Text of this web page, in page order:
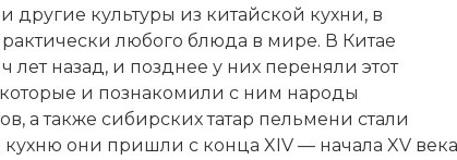
культуры из китайской кухни, в
любого блюда в мире. В Китае
назад, и позднее у них переняли этот
и познакомили с ним народы
а также сибирских татар пельмени стали
они пришли с конца XIV — начала XV века